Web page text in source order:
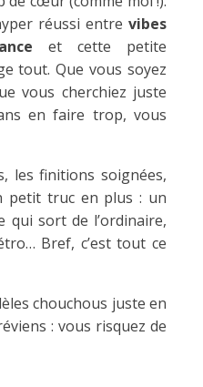
réussi entre vibes
et cette petite
tout. Que vous soyez
vous cherchiez juste
en faire trop, vous
les finitions soignées,
petit truc en plus : un
qui sort de l’ordinaire,
Bref, c’est tout ce
chouchous juste en
: vous risquez de